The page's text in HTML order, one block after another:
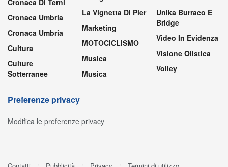
Cronaca Di Terni
Cronaca Umbria
Cronaca Umbria
Cultura
Culture
Sotterranee
La Vignetta Di Pier
Marketing
MOTOCICLISMO
Musica
Musica
Unika Burraco E
Bridge
Video In Evidenza
Visione Olistica
Volley
Preferenze privacy
Modifica le preferenze privacy